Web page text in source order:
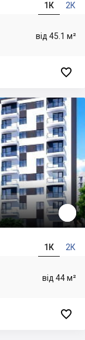
1К 2К
від 45.1 м²

1К 2К
від 44 м²
